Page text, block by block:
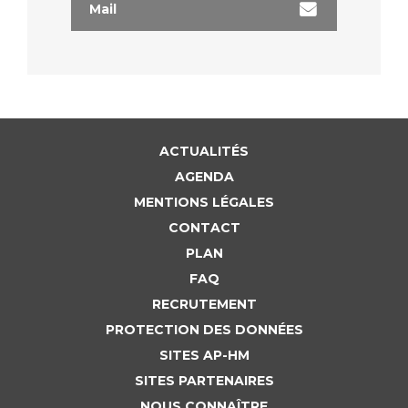
Protection des données
Les recherches en santé à l’AP-HM
Lieu de santé sans tabac
Liste des marchés conclus
Documents utiles
Mail
ACTUALITÉS
AGENDA
MENTIONS LÉGALES
CONTACT
PLAN
FAQ
RECRUTEMENT
PROTECTION DES DONNÉES
SITES AP-HM
SITES PARTENAIRES